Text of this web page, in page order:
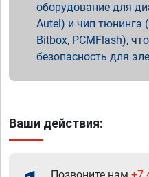
оборудование для
Autel) и чип тюнинга
Bitbox, PCMFlash),
безопасность для
Ваши действия: